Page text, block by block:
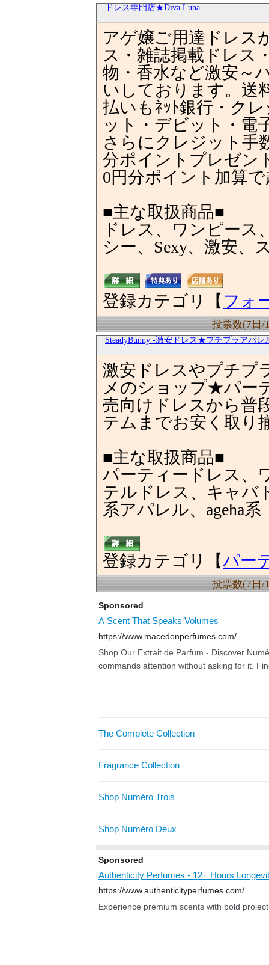
ドレス専門店★Diva Luna
アゲ嬢ご用達ドレス
ス・雑誌掲載ドレス
物・香水など激安～
いしております。送
払いもﾈｯﾄ銀行・ク
ット・デビット・電
さらにクレジット手
分ポイントプレゼン
0円分ポイント加算
■主な取扱商品■
ドレス、ワンピース
シー、Sexy、激安、
登録カテゴリ【 フォ
投票数(7日/
SteadyBunny -激安ドレス★プチプラアパレ
激安ドレスやプチプ
メのショップ★パー
売向けドレスから普
テムまでお安く取り
■主な取扱商品■
パーティードレス、
テルドレス、キャバ
系アパレル、ageha系
登録カテゴリ【パー
投票数(7日/